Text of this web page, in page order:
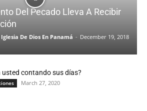
Del Pecado Lleva A Recibir
Iglesia De Dios En Panamá - December 19, 2018
usted contando sus días?
March 27, 2020